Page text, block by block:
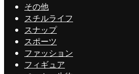
その他
スチルライフ
スナップ
スポーツ
ファッション
フィギュア